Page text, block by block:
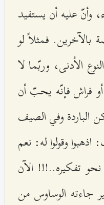
وأنّ عليه أن يستفيد
فمثلاً لو
الأدنى، وربّما لا
فراش فإنّه يحبّ أن
الباردة وفي الصيف
وقولوا له: نعم
تفكيره..!!! الآن
جاءته الوساوس من